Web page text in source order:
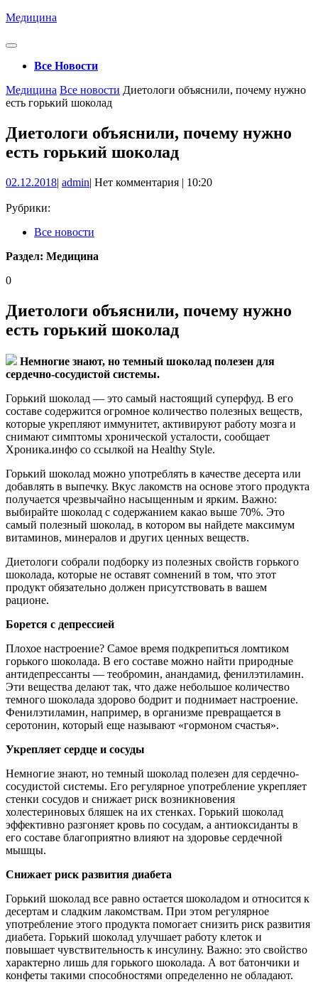
Перейти
содержимому
Медицина
Кнопка
ОткрытьВсе Новости
Кнопка
Закрыть
Медицина Все новости Диетологи объяснили, почему нужно
есть горький шоколад
Диетологи объяснили, почему нужно
есть горький шоколад
02.12.201802.12.2018
| adminadmin
| Нет комментария | 10:20
Рубрики:
Все новости
Раздел: Медицина
0
Диетологи объяснили, почему нужно
есть горький шоколад
Немногие знают, но темный шоколад полезен для
сердечно-сосудистой системы.
Горький шоколад — это самый настоящий суперфуд. В его
составе содержится огромное количество полезных веществ,
которые укрепляют иммунитет, активируют работу мозга и
снимают симптомы хронической усталости, сообщает
Хроника.инфо со ссылкой на Healthy Style.
Горький шоколад можно употреблять в качестве десерта или
добавлять в выпечку. Вкус лакомств на основе этого продукта
получается чрезвычайно насыщенным и ярким. Важно:
выбирайте шоколад с содержанием какао выше 70%. Это
самый полезный шоколад, в котором вы найдете максимум
витаминов, минералов и других ценных веществ.
Диетологи собрали подборку из полезных свойств горького
шоколада, которые не оставят сомнений в том, что этот
продукт обязательно должен присутствовать в вашем
рационе.
Борется с депрессией
Плохое настроение? Самое время подкрепиться ломтиком
горького шоколада. В его составе можно найти природные
антидепрессанты — теобромин, анандамид, фенилэтиламин.
Эти вещества делают так, что даже небольшое количество
темного шоколада здорово бодрит и поднимает настроение.
Фенилэтиламин, например, в организме превращается в
серотонин, который еще называют «гормоном счастья».
Укрепляет сердце и сосуды
Немногие знают, но темный шоколад полезен для сердечно-
сосудистой системы. Его регулярное употребление укрепляет
стенки сосудов и снижает риск возникновения
холестериновых бляшек на их стенках. Горький шоколад
эффективно разгоняет кровь по сосудам, а антиоксиданты в
его составе благоприятно влияют на здоровье сердечной
мышцы.
Снижает риск развития диабета
Горький шоколад все равно остается шоколадом и относится к
десертам и сладким лакомствам. При этом регулярное
употребление этого продукта помогает снизить риск развития
диабета. Горький шоколад улучшает работу клеток и
повышает чувствительность к инсулину. Важно: это свойство
характерно лишь для горького шоколада. А вот батончики и
конфеты такими способностями определенно не обладают.